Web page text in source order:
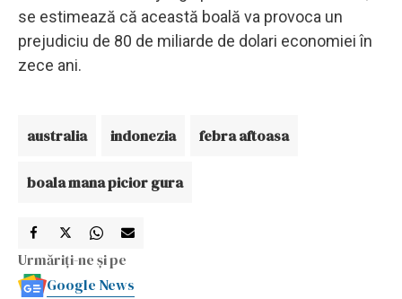
se estimează că această boală va provoca un
prejudiciu de 80 de miliarde de dolari economiei în
zece ani.
australia indonezia febra aftoasa
boala mana picior gura
Urmăriți-ne și pe
Google News